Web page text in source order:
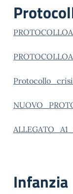
Infanzia